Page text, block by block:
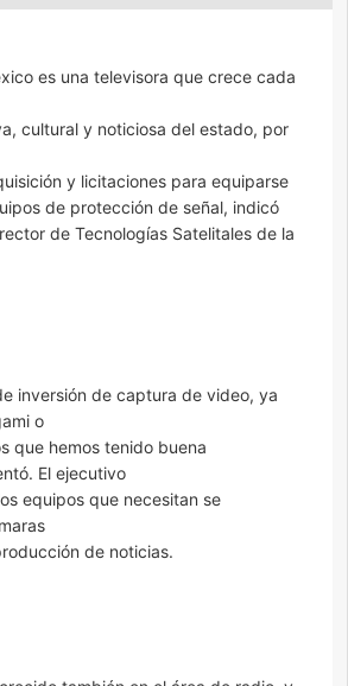
es una televisora que crece cada
cultural y noticiosa del estado, por
y licitaciones para equiparse
de protección de señal, indicó
de Tecnologías Satelitales de la
inversión de captura de video, ya
o
que hemos tenido buena
El ejecutivo
equipos que necesitan se
de noticias.